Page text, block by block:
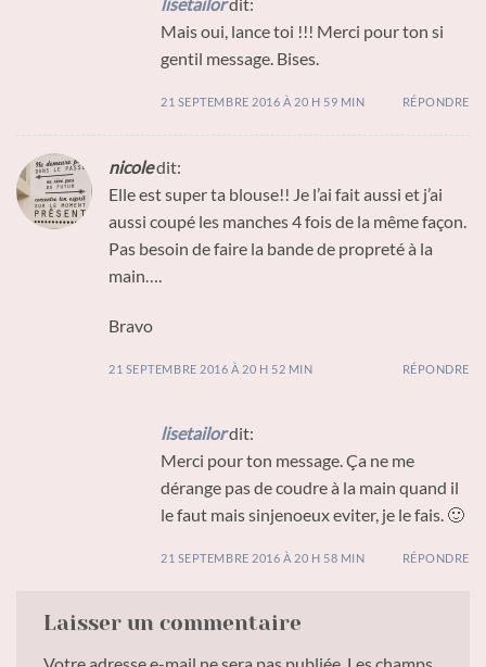
lisetailordit:
Mais oui, lance toi !!! Merci pour ton si
gentil message. Bises.
21 SEPTEMBRE 2016 À 20 H 59 MIN RÉPONDRE
nicoledit:
Elle est super ta blouse!! Je l’ai fait aussi et j’ai
aussi coupé les manches 4 fois de la même façon.
Pas besoin de faire la bande de propreté à la
main….
Bravo
21 SEPTEMBRE 2016 À 20 H 52 MIN RÉPONDRE
lisetailordit:
Merci pour ton message. Ça ne me
dérange pas de coudre à la main quand il
le faut mais sinjenoeux eviter, je le fais. 🙂
21 SEPTEMBRE 2016 À 20 H 58 MIN RÉPONDRE
Laisser un commentaire